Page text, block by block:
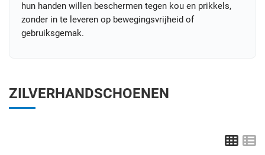
hun handen willen beschermen tegen kou en prikkels,
zonder in te leveren op bewegingsvrijheid of
gebruiksgemak.
ZILVERHANDSCHOENEN
Grid